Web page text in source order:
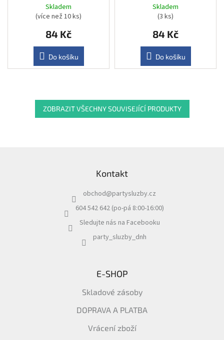
Skladem
(více než 10 ks)
84 Kč
Do košíku
Skladem
(3 ks)
84 Kč
Do košíku
ZOBRAZIT VŠECHNY SOUVISEJÍCÍ PRODUKTY
Kontakt
obchod@partysluzby.cz
604 542 642 (po-pá 8:00-16:00)
Sledujte nás na Facebooku
party_sluzby_dnh
E-SHOP
Skladové zásoby
DOPRAVA A PLATBA
Vrácení zboží